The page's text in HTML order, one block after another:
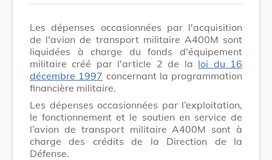
Les dépenses occasionnées par l'acquisition
de l'avion de transport militaire A400M sont
liquidées à charge du fonds d'équipement
militaire créé par l'article 2 de la loi du 16
décembre 1997 concernant la programmation
financière militaire.
Les dépenses occasionnées par l’exploitation,
le fonctionnement et le soutien en service de
l’avion de transport militaire A400M sont à
charge des crédits de la Direction de la
Défense.